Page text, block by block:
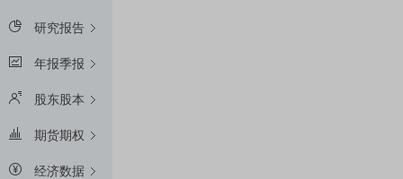
研究报告
年报季报
股东股本
期货期权
经济数据